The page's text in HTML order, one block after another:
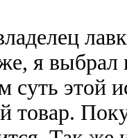
я выбрал
суть этой
товар.